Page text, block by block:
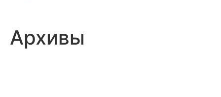
Архивы